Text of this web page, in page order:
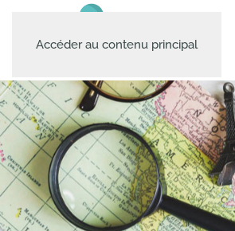
Accéder au contenu principal